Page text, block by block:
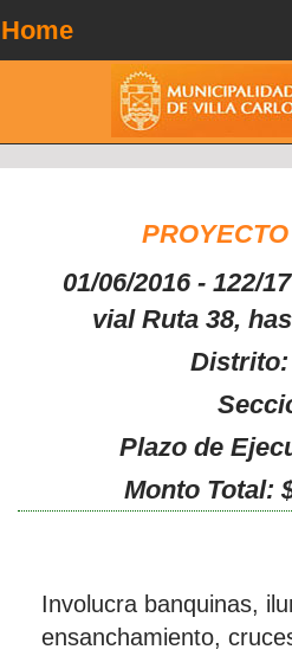
Home
01/06/2016 - 122/
vial Ruta 38,
Plazo de
Monto Total:
Involucra banquinas,
ensanchamiento,